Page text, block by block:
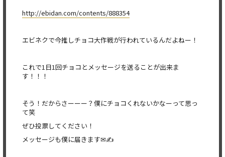
http://ebidan.com/contents/888354
エビネクで今推しチョコ大作戦が行われているんだよねー！
これで1日1回チョコとメッセージを送ることが出来ま
す！！！
そう！だからさーーー？僕にチョコくれないかなーって思っ
て笑
ぜひ投票してください！
メッセージも僕に届きます✉✍